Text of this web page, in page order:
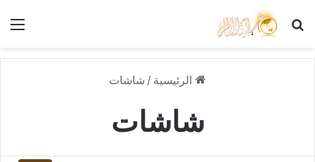
بحث عن
الرئيسية / شاشات
شاشات